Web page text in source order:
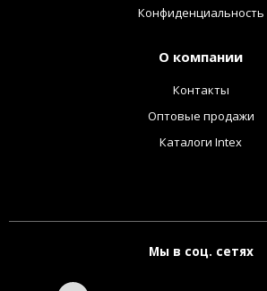
Конфиденциальность
О компании
Контакты
Оптовые продажи
Каталоги Intex
Мы в соц. сетях